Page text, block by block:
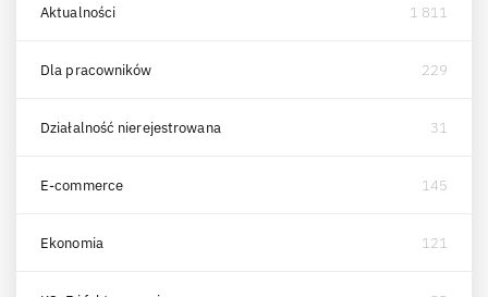
Aktualności 1 811
Dla pracowników 229
Działalność nierejestrowana 31
E-commerce 145
Ekonomia 121